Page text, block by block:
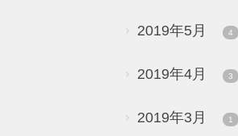
2019年5月 4
2019年4月 3
2019年3月 1